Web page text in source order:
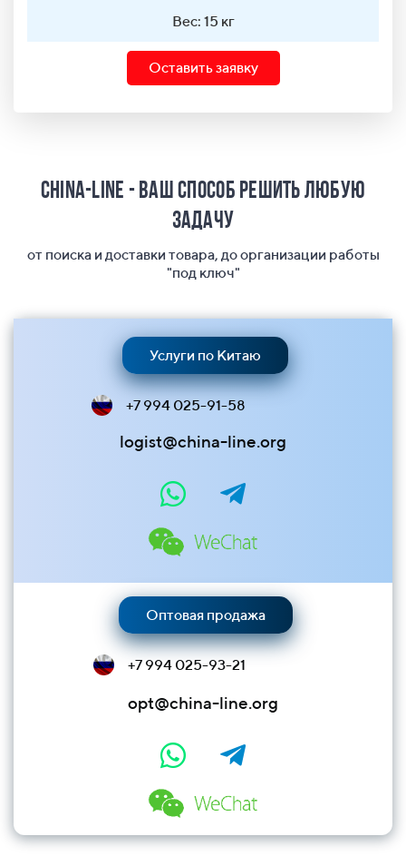
Вес: 15 кг
Оставить заявку
China-Line - ваш способ решить любую
задачу
от поиска и доставки товара, до организации работы
"под ключ"
Услуги по Китаю
+7 994 025-91-58
logist@china-line.org
Оптовая продажа
+7 994 025-93-21
opt@china-line.org